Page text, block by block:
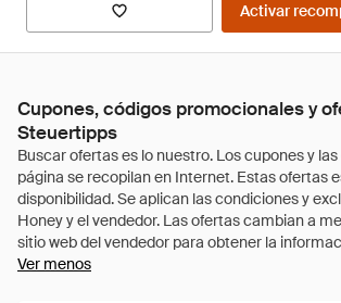
Activar
Cupones, códigos promocionales y
Steuertipps
Ver menos